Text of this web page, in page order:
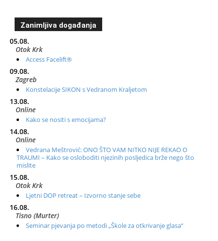
Zanimljiva događanja
05.08.
Otok Krk
Access Facelift®
09.08.
Zagreb
Konstelacije SIKON s Vedranom Kraljetom
13.08.
Online
Kako se nositi s emocijama?
14.08.
Online
Vedrana Meštrović: ONO ŠTO VAM NITKO NIJE REKAO O
TRAUMI – Kako se osloboditi njezinih posljedica brže nego što
mislite
15.08.
Otok Krk
Ljetni DOP retreat – Izvorno stanje sebe
16.08.
Tisno (Murter)
Seminar pjevanja po metodi „Škole za otkrivanje glasa“